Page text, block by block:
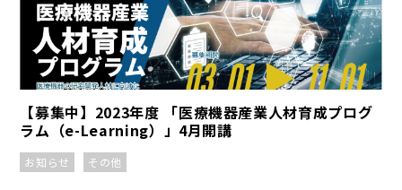
【募集中】2023年度 「医療機器産業人材育成プログ
ラム（e-Learning）」4月開講
お知らせ その他